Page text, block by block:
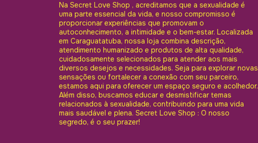
Na Secret Love Shop , acreditamos que a sexualidade é
uma parte essencial da vida, e nosso compromisso é
proporcionar experiências que promovam o
autoconhecimento, a intimidade e o bem-estar. Localizada
em Caraguatatuba, nossa loja combina descrição,
atendimento humanizado e produtos de alta qualidade,
cuidadosamente selecionados para atender aos mais
diversos desejos e necessidades. Seja para explorar novas
sensações ou fortalecer a conexão com seu parceiro,
estamos aqui para oferecer um espaço seguro e acolhedor.
Além disso, buscamos educar e desmistificar temas
relacionados à sexualidade, contribuindo para uma vida
mais saudável e plena. Secret Love Shop : O nosso
segredo, é o seu prazer!